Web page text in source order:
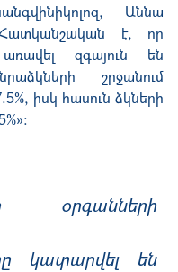
Աննա
է, որ
զգայուն են
շրջանում
իսկ հասուն ձկների
օրգանների
կատարվել են